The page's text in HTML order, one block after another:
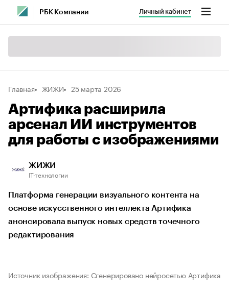
РБК Компании Личный кабинет
Главная ЖИЖИ 25 марта 2026
Артифика расширила
арсенал ИИ инструментов
для работы с изображениями
ЖИЖИ
IT-технологии
Платформа генерации визуального контента на
основе искусственного интеллекта Артифика
анонсировала выпуск новых средств точечного
редактирования
Источник изображения: Сгенерировано нейросетью Артифика